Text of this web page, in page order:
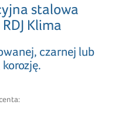
stalowa
Klima
czarnej lub